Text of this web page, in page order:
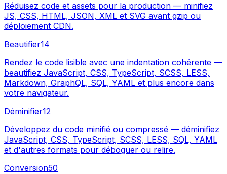
Réduisez code et assets pour la production — minifiez
JS, CSS, HTML, JSON, XML et SVG avant gzip ou
déploiement CDN.
Beautifier14
Rendez le code lisible avec une indentation cohérente —
beautifiez JavaScript, CSS, TypeScript, SCSS, LESS,
Markdown, GraphQL, SQL, YAML et plus encore dans
votre navigateur.
Déminifier12
Développez du code minifié ou compressé — déminifiez
JavaScript, CSS, TypeScript, SCSS, LESS, SQL, YAML
et d'autres formats pour déboguer ou relire.
Conversion50